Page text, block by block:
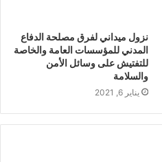
نزول ميداني لفرق مصلحة الدفاع
المدني للمؤسسات العامة والخاصة
للتفتيش على وسائل الأمن
والسلامة
يناير 6, 2021